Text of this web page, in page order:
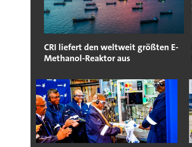
CRI liefert den weltweit größten E-
Methanol-Reaktor aus